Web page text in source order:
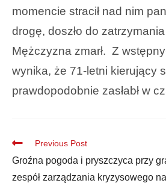
momencie stracił nad nim
drogę, doszło do
Mężczyzna zmarł. Z
wynika, że 71-letni kierujący
prawdopodobnie zasłabł w
Previous Post
Groźna pogoda i pryszczyca przy
zespół zarządzania kryzysowego